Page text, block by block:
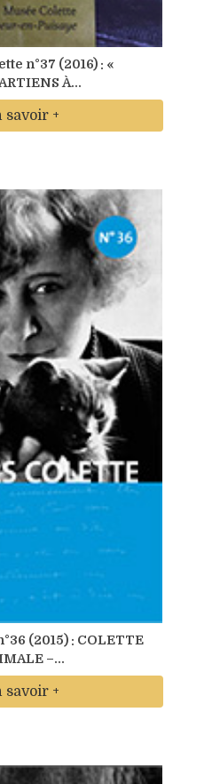
n°37 (2016) : «
À...
savoir +
(2015) : COLETTE
–...
savoir +